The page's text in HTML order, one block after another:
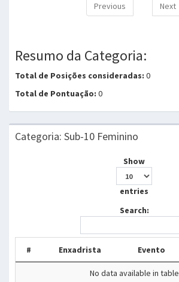
Previous Next
Resumo da Categoria:
Total de Posições consideradas: 0
Total de Pontuação: 0
Categoria: Sub-10 Feminino
Show
entries
Search:
# Enxadrista Evento
No data available in table